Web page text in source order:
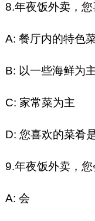
8.年夜饭外卖，
A: 餐厅内的特色
B: 以一些海鲜为
C: 家常菜为主
D: 您喜欢
9.年夜饭外卖，
A: 会